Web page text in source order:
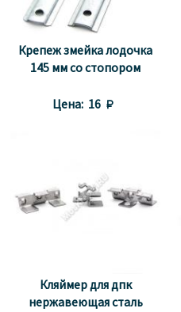
Крепеж змейка лодочка
145 мм со стопором
Цена: 16 
Кляймер для дпк
нержавеющая сталь